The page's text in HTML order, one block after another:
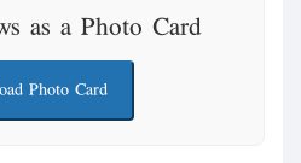
as a Photo Card
Photo Card